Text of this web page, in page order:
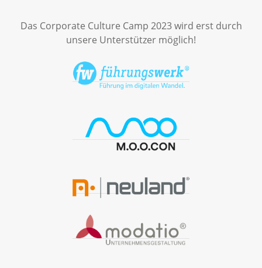
Das Corporate Culture Camp 2023 wird erst durch
unsere Unterstützer möglich!